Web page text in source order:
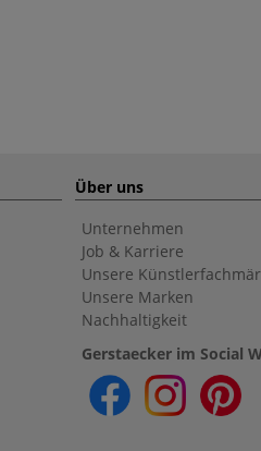
Über uns
Unternehmen
Job & Karriere
Unsere
Unsere Marken
Nachhaltigkeit
Gerstaecker im Social